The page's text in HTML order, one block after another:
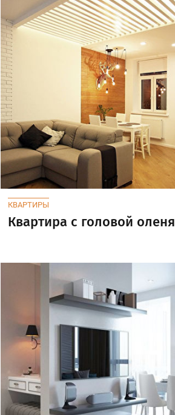
КВАРТИРЫ
Квартира с головой оленя